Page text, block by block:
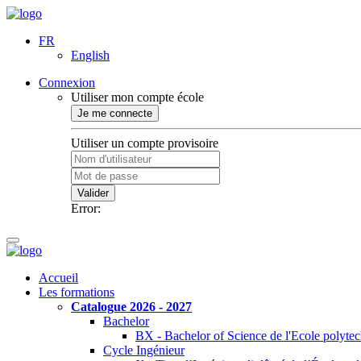
FR
English
Connexion
Utiliser mon compte école
Je me connecte
Utiliser un compte provisoire
Valider
Error:
Accueil
Les formations
Catalogue 2026 - 2027
Bachelor
BX - Bachelor of Science de l'Ecole
Cycle Ingénieur